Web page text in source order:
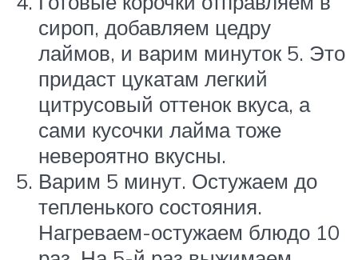
сироп, добавляем цедру
лаймов, и варим минуток 5. Это
придаст цукатам легкий
цитрусовый оттенок вкуса, а
сами кусочки лайма тоже
невероятно вкусны.
Варим 5 минут. Остужаем до
тепленького состояния.
Нагреваем-остужаем блюдо 10